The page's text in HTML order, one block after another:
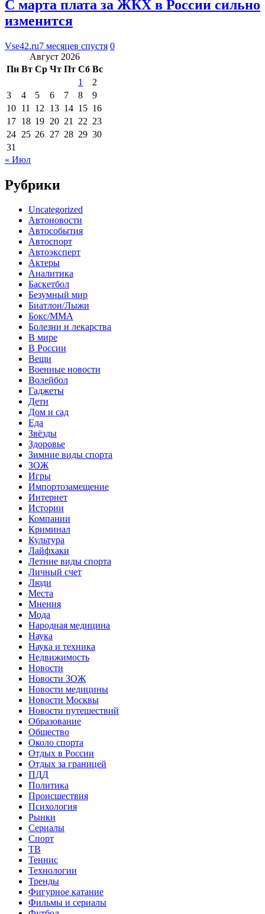
С марта плата за ЖКХ в России сильно
изменится
Vse42.ru7 месяцев спустя 0
Август 2026
Пн Вт Ср Чт Пт Сб Вс
1
2
3
4 5 6 7 8
9
10 11 12 13 14 15 16
17 18 19 20 21 22 23
24 25 26 27 28 29 30
31
« Июл
Рубрики
Uncategorized
Автоновости
Автособытия
Автоспорт
Автоэксперт
Актеры
Аналитика
Баскетбол
Безумный мир
Биатлон/Лыжи
Бокс/MMA
Болезни и лекарства
В мире
В России
Вещи
Военные новости
Волейбол
Гаджеты
Дети
Дом и сад
Еда
Звёзды
Здоровье
Зимние виды спорта
ЗОЖ
Игры
Импортозамещение
Интернет
Истории
Компании
Криминал
Культура
Лайфхаки
Летние виды спорта
Личный счет
Люди
Места
Мнения
Мода
Народная медицина
Наука
Наука и техника
Недвижимость
Новости
Новости ЗОЖ
Новости медицины
Новости Москвы
Новости путешествий
Образование
Общество
Около спорта
Отдых в России
Отдых за границей
ПДД
Политика
Происшествия
Психология
Рынки
Сериалы
Спорт
ТВ
Теннис
Технологии
Тренды
Фигурное катание
Фильмы и сериалы